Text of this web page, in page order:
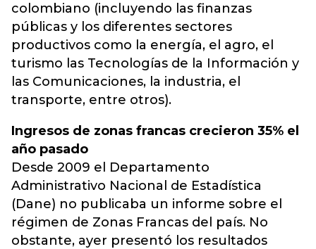
colombiano (incluyendo las finanzas
públicas y los diferentes sectores
productivos como la energía, el agro, el
turismo las Tecnologías de la Información y
las Comunicaciones, la industria, el
transporte, entre otros).
Ingresos de zonas francas crecieron 35% el
año pasado
Desde 2009 el Departamento
Administrativo Nacional de Estadística
(Dane) no publicaba un informe sobre el
régimen de Zonas Francas del país. No
obstante, ayer presentó los resultados